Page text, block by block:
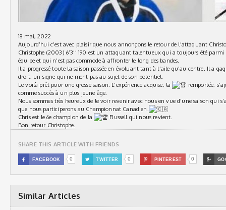
18 mai, 2022
Aujourd’hui c’est avec plaisir que nous annonçons le retour de l’attaquant
Christophe (2003) 6’3’’ 190 est un attaquant talentueux qui a toujours été
équipe et qui n’est pas commode à affronter le long des bandes.
Il a progressé toute la saison passée en évoluant tant à l’aile qu’au centre. Il a
droit, un signe qui ne ment pas au sujet de son potentiel.
Le voilà prêt pour une grosse saison. L’expérience acquise, la
remportée,
comme succès à un plus jeune âge.
Nous sommes très heureux de le voir revenir avec nous en vue d’une saison qui
que nous participerons au Championnat Canadien.
Chris est le 6e champion de la
Russell qui nous revient.
Bon retour Christophe.
SHARE THIS ARTICLE WITH FRIENDS
 FACEBOOK 0  TWITTER 0  PINTEREST 0 
Similar Articles